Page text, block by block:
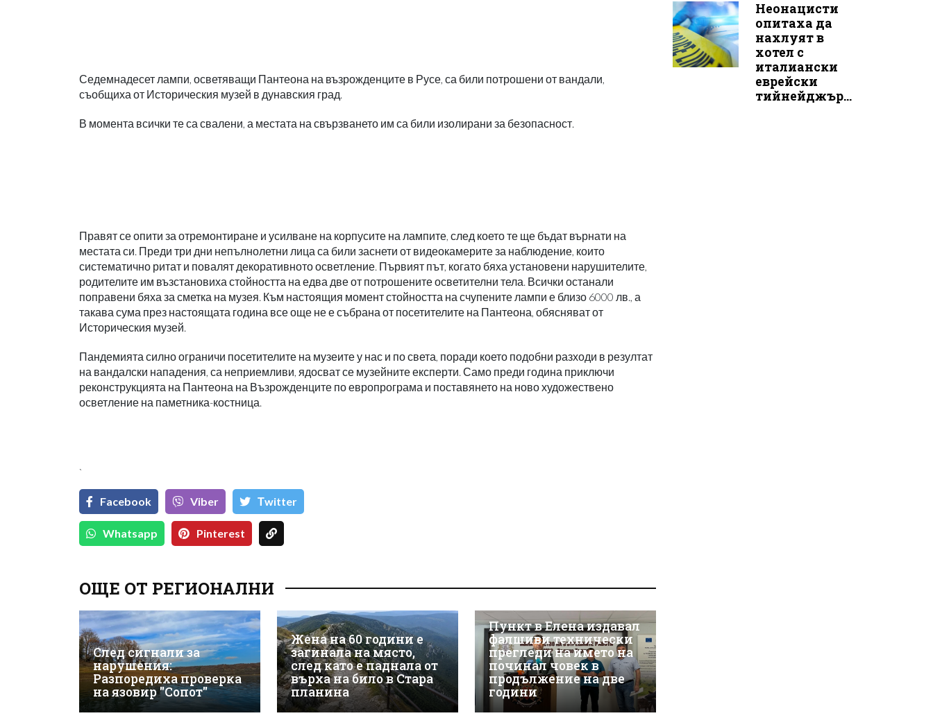
Седемнадесет лампи, осветяващи Пантеона на възрожденците в Русе, са били потрошени от вандали,
съобщиха от Историческия музей в дунавския град.
В момента всички те са свалени, а местата на свързването им са били изолирани за безопасност.
Правят се опити за отремонтиране и усилване на корпусите на лампите, след което те ще бъдат върнати на
местата си. Преди три дни непълнолетни лица са били заснети от видеокамерите за наблюдение, които
систематично ритат и повалят декоративното осветление. Първият път, когато бяха установени нарушителите,
родителите им възстановиха стойността на едва две от потрошените осветителни тела. Всички останали
поправени бяха за сметка на музея. Към настоящия момент стойността на счупените лампи е близо 6000 лв., а
такава сума през настоящата година все още не е събрана от посетителите на Пантеона, обясняват от
Историческия музей.
Пандемията силно ограничи посетителите на музеите у нас и по света, поради което подобни разходи в резултат
на вандалски нападения, са неприемливи, ядосват се музейните експерти. Само преди година приключи
реконструкцията на Пантеона на Възрожденците по европрограма и поставянето на ново художествено
осветление на паметника-костница.
`
Facebook Viber Тwitter
Whatsapp Pinterest
ОЩЕ ОТ РЕГИОНАЛНИ
След сигнали за
нарушения:
Разпоредиха проверка
на язовир "Сопот"
Жена на 60 години е
загинала на място,
след като е паднала от
върха на било в Стара
планина
Пункт в Елена издавал
фалшиви технически
прегледи на името на
починал човек в
продължение на две
години
Неонацисти
опитаха да
нахлуят в
хотел с
италиански
еврейски
тийнейджър...